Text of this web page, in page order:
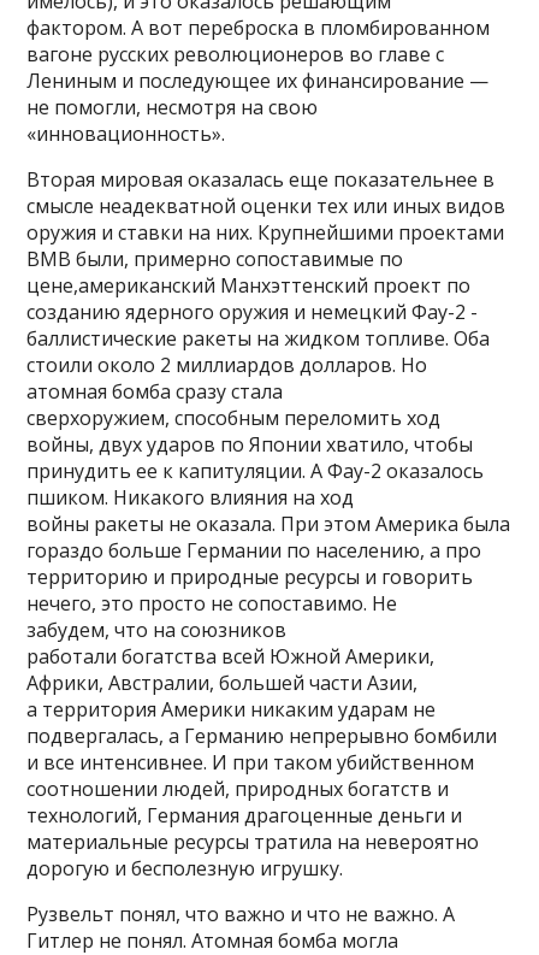
фактором. А вот переброска в пломбированном
вагоне русских революционеров во главе с
Лениным и последующее их финансирование —
не помогли, несмотря на свою
«инновационность».
Вторая мировая оказалась еще показательнее в
смысле неадекватной оценки тех или иных видов
оружия и ставки на них. Крупнейшими проектами
ВМВ были, примерно сопоставимые по
цене,американский Манхэттенский проект по
созданию ядерного оружия и немецкий Фау-2 -
баллистические ракеты на жидком топливе. Оба
стоили около 2 миллиардов долларов. Но
атомная бомба сразу стала
сверхоружием, способным переломить ход
войны, двух ударов по Японии хватило, чтобы
принудить ее к капитуляции. А Фау-2 оказалось
пшиком. Никакого влияния на ход
войны ракеты не оказала. При этом Америка была
гораздо больше Германии по населению, а про
территорию и природные ресурсы и говорить
нечего, это просто не сопоставимо. Не
забудем, что на союзников
работали богатства всей Южной Америки,
Африки, Австралии, большей части Азии,
а территория Америки никаким ударам не
подвергалась, а Германию непрерывно бомбили
и все интенсивнее. И при таком убийственном
соотношении людей, природных богатств и
технологий, Германия драгоценные деньги и
материальные ресурсы тратила на невероятно
дорогую и бесполезную игрушку.
Рузвельт понял, что важно и что не важно. А
Гитлер не понял. Атомная бомба могла